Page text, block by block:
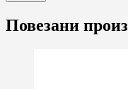
Повезани